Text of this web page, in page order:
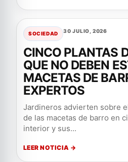
SOCIEDAD 30 JULIO, 2026
CINCO PLANTAS
QUE NO DEBEN
MACETAS DE
EXPERTOS
Jardineros advierten sobre
de las macetas de barro en
interior y sus...
LEER NOTICIA →